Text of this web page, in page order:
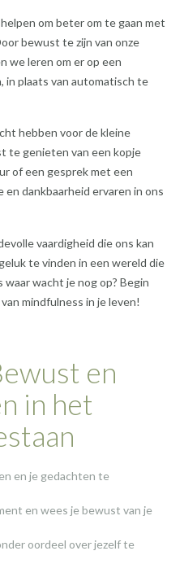
om beter om te gaan met
bewust te zijn van onze
we leren om er op een
in plaats van automatisch te
hebben voor de kleine
te genieten van een kopje
of een gesprek met een
dankbaarheid ervaren in ons
vaardigheid die ons kan
te vinden in een wereld die
waar wacht je nog op? Begin
mindfulness in je leven!
en
in het
en je gedachten te
en wees je bewust van je
oordeel over jezelf te